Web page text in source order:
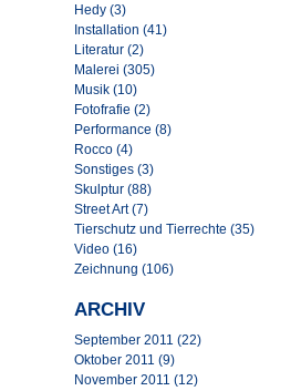
Hedy (3)
Installation (41)
Literatur (2)
Malerei (305)
Musik (10)
Fotofrafie (2)
Performance (8)
Rocco (4)
Sonstiges (3)
Skulptur (88)
Street Art (7)
Tierschutz und Tierrechte (35)
Video (16)
Zeichnung (106)
ARCHIV
September 2011 (22)
Oktober 2011 (9)
November 2011 (12)